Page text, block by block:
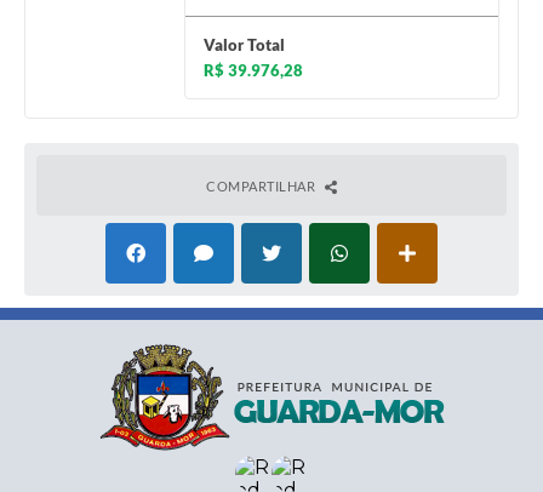
Valor Total
R$ 39.976,28
COMPARTILHAR